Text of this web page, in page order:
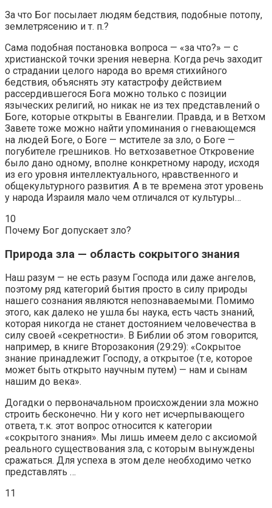
За что Бог посылает людям бедствия, подобные потопу,
землетрясению и т. п.?
Сама подобная постановка вопроса — «за что?» — с
христианской точки зрения неверна. Когда речь заходит
о страдании целого народа во время стихийного
бедствия, объяснять эту катастрофу действием
рассердившегося Бога можно только с позиции
языческих религий, но никак не из тех представлений о
Боге, которые открыты в Евангелии. Правда, и в Ветхом
Завете тоже можно найти упоминания о гневающемся
на людей Боге, о Боге — мстителе за зло, о Боге —
погубителе грешников. Но ветхозаветное Откровение
было дано одному, вполне конкретному народу, исходя
из его уровня интеллектуального, нравственного и
общекультурного развития. А в те времена этот уровень
у народа Израиля мало чем отличался от культуры…
10
Почему Бог допускает зло?
Природа зла — область сокрытого знания
Наш разум — не есть разум Господа или даже ангелов,
поэтому ряд категорий бытия просто в силу природы
нашего сознания являются непознаваемыми. Помимо
этого, как далеко не ушла бы наука, есть часть знаний,
которая никогда не станет достоянием человечества в
силу своей «секретности». В Библии об этом говорится,
например, в книге Второзакония (29:29): «Сокрытое
знание принадлежит Господу, а открытое (т.е, которое
может быть открыто научным путем) — нам и сынам
нашим до века».
Догадки о первоначальном происхождении зла можно
строить бесконечно. Ни у кого нет исчерпывающего
ответа, т.к. этот вопрос относится к категории
«сокрытого знания». Мы лишь имеем дело с аксиомой
реального существования зла, с которым вынуждены
сражаться. Для успеха в этом деле необходимо четко
представлять …
11